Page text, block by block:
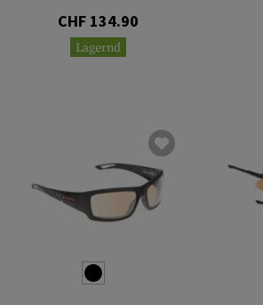
CHF 134.90
Lagernd